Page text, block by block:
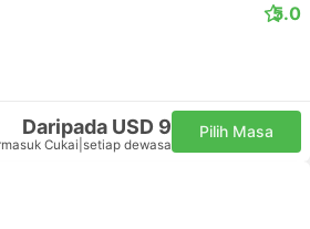
5.0
Daripada USD 9
Cukai setiap dewasa
Pilih Masa